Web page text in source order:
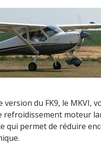
version du FK9, le MKVI,
refroidissement moteur
qui permet de réduire